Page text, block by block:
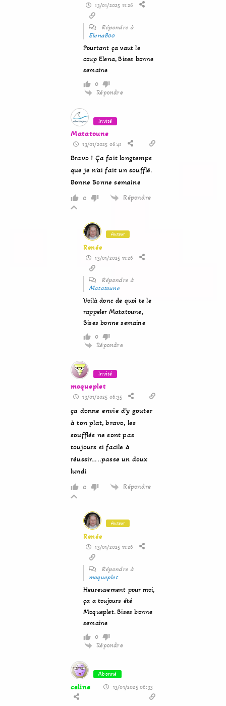
13/01/2025 11:26
Répondre à
Elena800
Pourtant ça vaut le
coup Elena, Bises bonne
semaine
0
Répondre
Invité
Matatoune
13/01/2025 06:41
Bravo ! Ça fait longtemps
que je n’ai fait un soufflé.
Bonne Bonne semaine
0 Répondre
Auteur
Renée
13/01/2025 11:26
Répondre à
Matatoune
Voilà donc de quoi te le
rappeler Matatoune,
Bises bonne semaine
0
Répondre
Invité
moqueplet
13/01/2025 06:35
ça donne envie d’y gouter
à ton plat, bravo, les
soufflés ne sont pas
toujours si facile à
réussir…..passe un doux
lundi
0 Répondre
Auteur
Renée
13/01/2025 11:26
Répondre à
moqueplet
Heureusement pour moi,
ça a toujours été
Moqueplet. Bises bonne
semaine
0
Répondre
Abonné
celine 13/01/2025 06:33